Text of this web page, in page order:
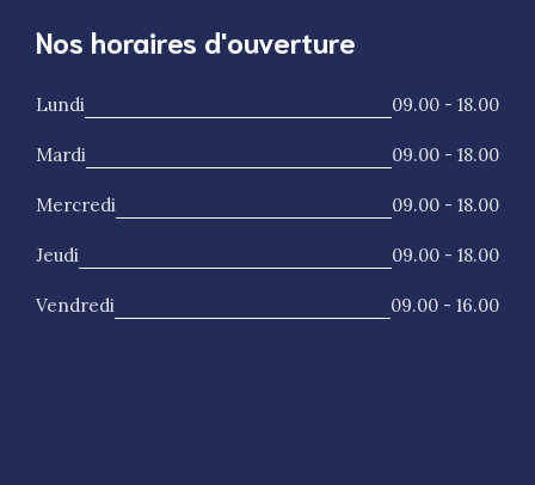
Nos horaires d'ouverture
Lundi 09.00 - 18.00
Mardi 09.00 - 18.00
Mercredi 09.00 - 18.00
Jeudi 09.00 - 18.00
Vendredi 09.00 - 16.00